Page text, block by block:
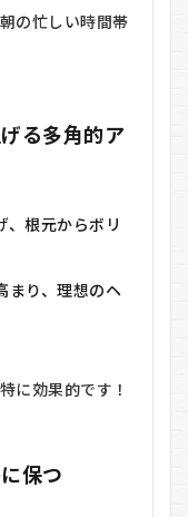
の忙しい時間帯
る多角的ア
、根元からボリ
まり、理想のヘ
に効果的です！
保つ